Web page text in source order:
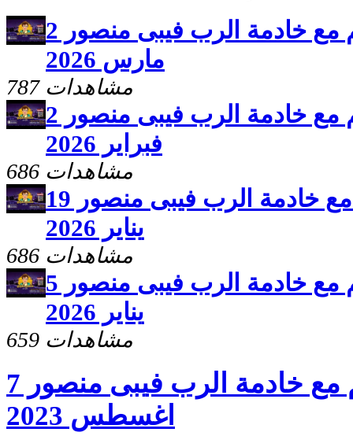
برنامج سلامى اعطيكم مع خادمة الرب فيبى منصور 2
مارس 2026
787 مشاهدات
برنامج سلامى اعطيكم مع خادمة الرب فيبى منصور 2
فبراير 2026
686 مشاهدات
برنامج سلامى اعطيكم مع خادمة الرب فيبى منصور 19
يناير 2026
686 مشاهدات
برنامج سلامى اعطيكم مع خادمة الرب فيبى منصور 5
يناير 2026
659 مشاهدات
برنامج سلامى اعطيكم مع خادمة الرب فيبى منصور 7
اغسطس 2023